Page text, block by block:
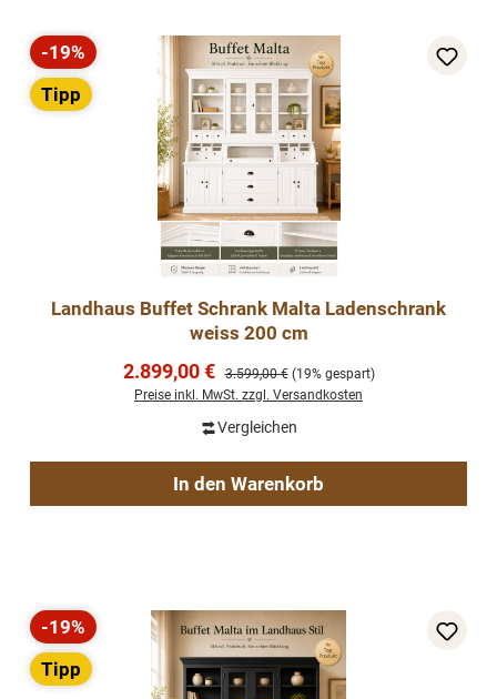
Rabatt
-19%
Tipp
Landhaus Buffet Schrank Malta Ladenschrank
weiss 200 cm
Verkaufspreis:
2.899,00 € Regulärer Preis:
3.599,00 € (19% gespart)
Preise inkl. MwSt. zzgl. Versandkosten
Vergleichen
In den Warenkorb
Rabatt
-19%
Tipp